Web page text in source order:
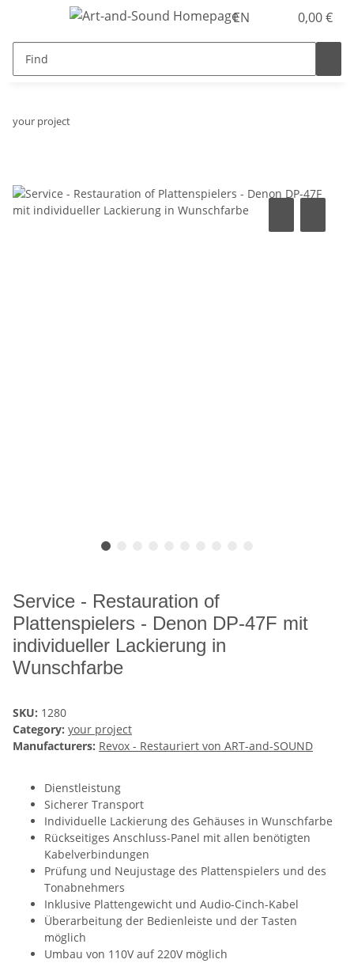
EN 0,00 €
your project
Service - Restauration of
Plattenspielers - Denon DP-47F mit
individueller Lackierung in
Wunschfarbe
SKU: 1280
Category: your project
Manufacturers: Revox - Restauriert von ART-and-SOUND
Dienstleistung
Sicherer Transport
Individuelle Lackierung des Gehäuses in Wunschfarbe
Rückseitiges Anschluss-Panel mit allen benötigten
Kabelverbindungen
Prüfung und Neujustage des Plattenspielers und des
Tonabnehmers
Inklusive Plattengewicht und Audio-Cinch-Kabel
Überarbeitung der Bedienleiste und der Tasten
möglich
Umbau von 110V auf 220V möglich